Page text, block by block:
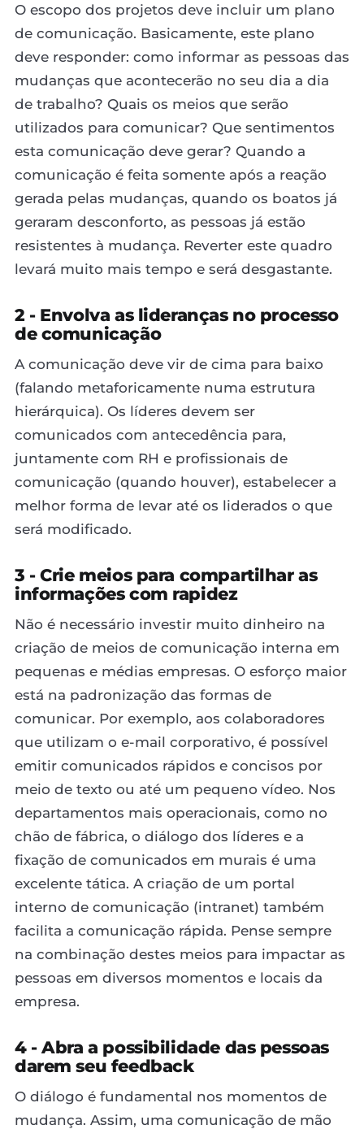
O escopo dos projetos deve incluir um plano
de comunicação. Basicamente, este plano
deve responder: como informar as pessoas das
mudanças que acontecerão no seu dia a dia
de trabalho? Quais os meios que serão
utilizados para comunicar? Que sentimentos
esta comunicação deve gerar? Quando a
comunicação é feita somente após a reação
gerada pelas mudanças, quando os boatos já
geraram desconforto, as pessoas já estão
resistentes à mudança. Reverter este quadro
levará muito mais tempo e será desgastante.
2 - Envolva as lideranças no processo
de comunicação
A comunicação deve vir de cima para baixo
(falando metaforicamente numa estrutura
hierárquica). Os líderes devem ser
comunicados com antecedência para,
juntamente com RH e profissionais de
comunicação (quando houver), estabelecer a
melhor forma de levar até os liderados o que
será modificado.
3 - Crie meios para compartilhar as
informações com rapidez
Não é necessário investir muito dinheiro na
criação de meios de comunicação interna em
pequenas e médias empresas. O esforço maior
está na padronização das formas de
comunicar. Por exemplo, aos colaboradores
que utilizam o e-mail corporativo, é possível
emitir comunicados rápidos e concisos por
meio de texto ou até um pequeno vídeo. Nos
departamentos mais operacionais, como no
chão de fábrica, o diálogo dos líderes e a
fixação de comunicados em murais é uma
excelente tática. A criação de um portal
interno de comunicação (intranet) também
facilita a comunicação rápida. Pense sempre
na combinação destes meios para impactar as
pessoas em diversos momentos e locais da
empresa.
4 - Abra a possibilidade das pessoas
darem seu feedback
O diálogo é fundamental nos momentos de
mudança. Assim, uma comunicação de mão